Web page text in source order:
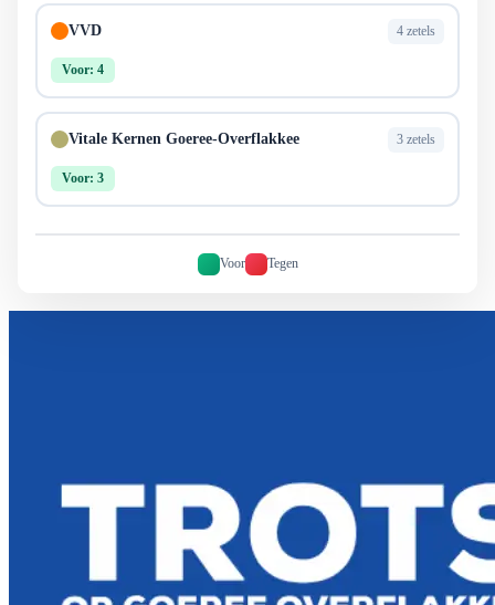
VVD 4 zetels
Voor: 4
Vitale Kernen Goeree-Overflakkee 3 zetels
Voor: 3
Voor Tegen